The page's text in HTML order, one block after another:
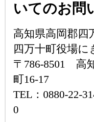
いてのお問
高知県高岡郡
四万十町役場に
〒786-8501 高
町16-17
TEL：0880-22-
0